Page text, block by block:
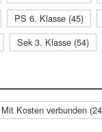
PS 6. Klasse (45)
Sek 3. Klasse (54)
Mit Kosten verbunden